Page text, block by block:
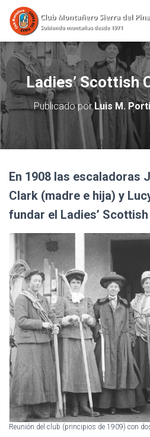
Ladies’ Scottish
Publicado porLuis M.
En 1908 las escaladoras
Clark (madre e hija) y
fundar el Ladies’
Reunión del club (principios de 1909) con